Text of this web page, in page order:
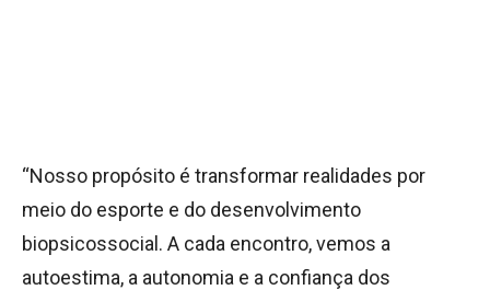
“Nosso propósito é transformar realidades por
meio do esporte e do desenvolvimento
biopsicossocial. A cada encontro, vemos a
autoestima, a autonomia e a confiança dos